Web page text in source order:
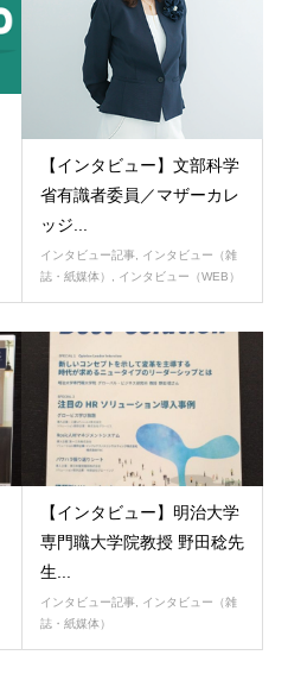
【インタビュー】文部科学
省有識者委員／マザーカレ
ッジ...
インタビュー記事, インタビュー（雑
誌・紙媒体） , インタビュー（WEB）
【インタビュー】明治大学
専門職大学院教授 野田稔先
生...
インタビュー記事
インタビュー（雑
誌・紙媒体）